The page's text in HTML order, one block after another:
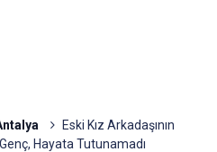
Eski Kız Arkadaşının
Hayata Tutunamadı